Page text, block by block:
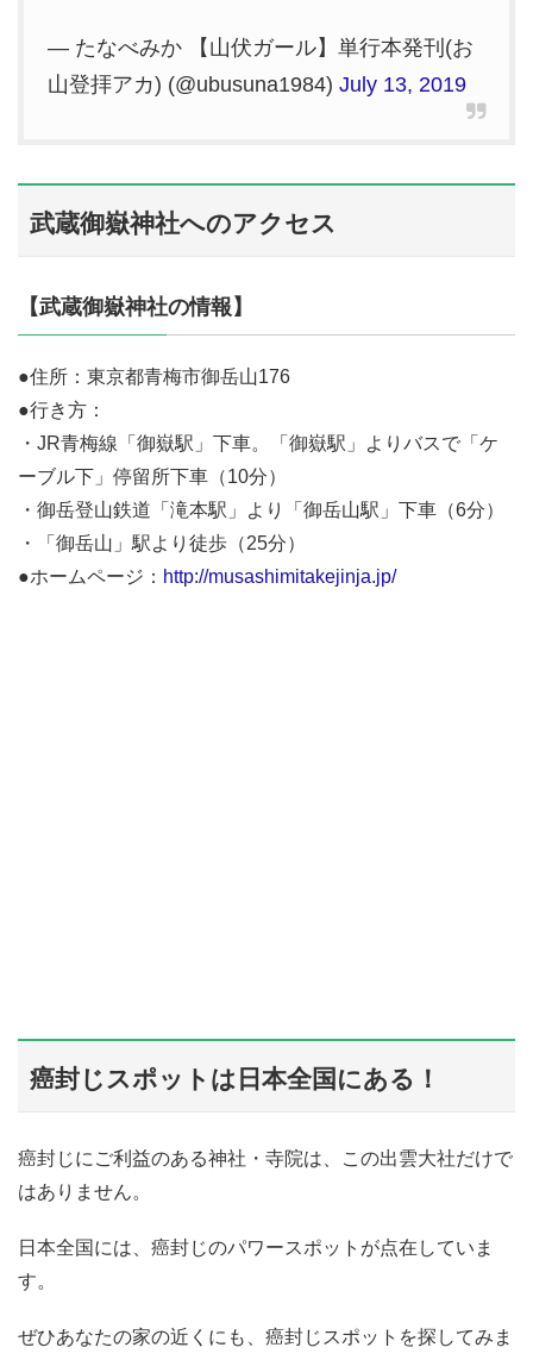
— たなべみか 【山伏ガール】単行本発刊(お
山登拝アカ) (@ubusuna1984) July 13, 2019
武蔵御嶽神社へのアクセス
【武蔵御嶽神社の情報】
●住所：東京都青梅市御岳山176
●行き方：
・JR青梅線「御嶽駅」下車。「御嶽駅」よりバスで「ケ
ーブル下」停留所下車（10分）
・御岳登山鉄道「滝本駅」より「御岳山駅」下車（6分）
・「御岳山」駅より徒歩（25分）
●ホームページ： http://musashimitakejinja.jp/
癌封じスポットは日本全国にある！
癌封じにご利益のある神社・寺院は、この出雲大社だけで
はありません。
日本全国には、癌封じのパワースポットが点在していま
す。
ぜひあなたの家の近くにも、癌封じスポットを探してみま